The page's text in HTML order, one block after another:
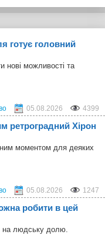
готує головний
нові можливості та
05.08.2026 4399
ретроградний Хірон
моментом для деяких
05.08.2026 1247
робити в цей
на людську долю.